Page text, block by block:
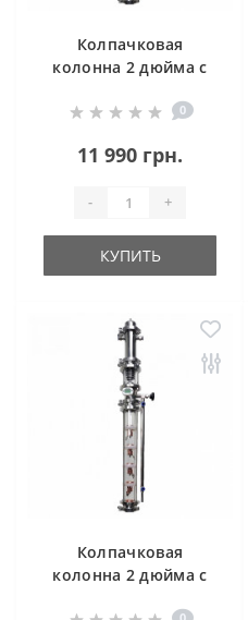
Колпачковая
колонна 2 дюйма с
стали 3 уровня
0
11 990 грн.
- +
КУПИТЬ
Колпачковая
колонна 2 дюйма с